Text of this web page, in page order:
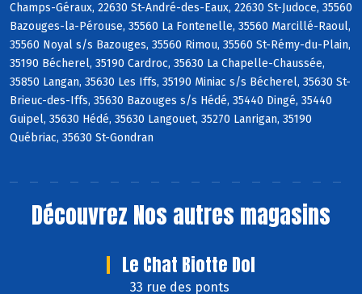
Champs-Géraux, 22630 St-André-des-Eaux, 22630 St-Judoce, 35560
Bazouges-la-Pérouse, 35560 La Fontenelle, 35560 Marcillé-Raoul,
35560 Noyal s/s Bazouges, 35560 Rimou, 35560 St-Rémy-du-Plain,
35190 Bécherel, 35190 Cardroc, 35630 La Chapelle-Chaussée,
35850 Langan, 35630 Les Iffs, 35190 Miniac s/s Bécherel, 35630 St-
Brieuc-des-Iffs, 35630 Bazouges s/s Hédé, 35440 Dingé, 35440
Guipel, 35630 Hédé, 35630 Langouet, 35270 Lanrigan, 35190
Québriac, 35630 St-Gondran
Découvrez Nos autres magasins
Le Chat Biotte Dol
33 rue des ponts